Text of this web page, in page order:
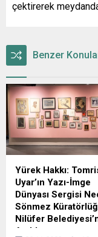
çektirerek
Benzer
Yürek Hakkı:
Uyar’ın Yazı-İmge
Dünyası Sergisi
Sönmez
Nilüfer
Açıldı